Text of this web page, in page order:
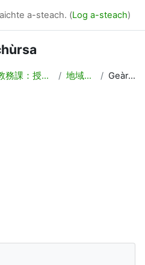
a-steach. (Log a-steach)
教務課：授業計画，時間割作成 地域言語A朝鮮語 Geàrr-chunntas